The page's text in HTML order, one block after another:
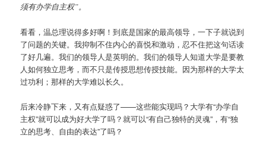
须有办学自主权”。
看看，温总理说得多好啊！到底是国家的最高领导，一下子就说到
了问题的关键。我抑制不住内心的喜悦和激动，忍不住把这句话读
了好几遍。我们的领导人是英明的。我们的领导人知道大学是要教
人如何独立思考，而不只是传授思想传授技能。因为那样的大学太
过功利；那样的大学难以长久。
后来冷静下来，又有点疑惑了——这些能实现吗？大学有“办学自
主权”就可以成为好大学了吗？就可以“有自己独特的灵魂”，有“独
立的思考、自由的表达”了吗？